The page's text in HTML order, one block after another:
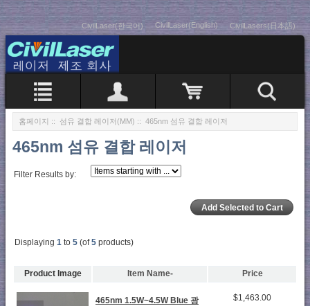
CivilLaser(한국어) CivilLaser(English) CivilLasers(日本語)
홈페이지 :: 섬유 결합 레이저(MM) :: 465nm 섬유 결합 레이저
465nm 섬유 결합 레이저
Filter Results by:
Displaying 1 to 5 (of5 products)
Product Image Item Name- Price
465nm 1.5W~4.5W Blue 광
$1,463.00